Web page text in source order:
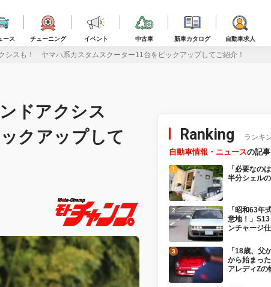
ース チューニング イベント 中古車 新車カタログ 自動車求人
シスも！ ヤマハ系カスタムスクーター11台をピックアップしてご紹介！
ドアクシス
クアップして
Ranking ランキ
自動車情報・ニュースの記
「必要なの
半分シェル
「昭和63年
意地！」
ンチャージ
「18歳、父
から始まっ
アレディZの